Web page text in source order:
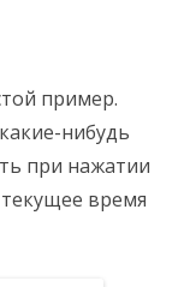
пример.
нибудь
при нажатии
время